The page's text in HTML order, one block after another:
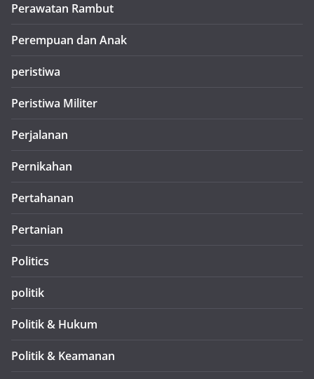
Perawatan Rambut
Perempuan dan Anak
peristiwa
Peristiwa Militer
Perjalanan
Pernikahan
Pertahanan
Pertanian
Politics
politik
Politik & Hukum
Politik & Keamanan